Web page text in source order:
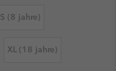
S (8 jahre)
XL (18 jahre)